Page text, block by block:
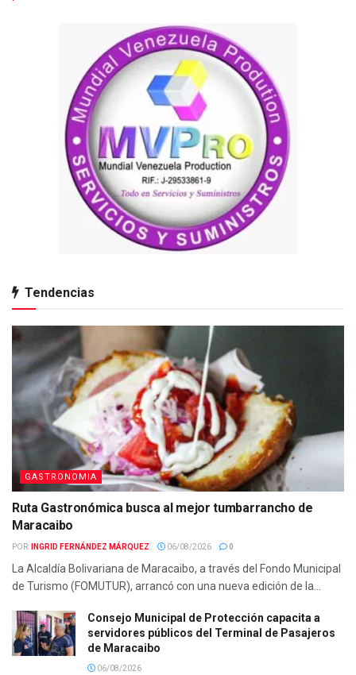
Tendencias
GASTRONOMIA
Ruta Gastronómica busca al mejor tumbarrancho de
Maracaibo
POR: INGRID FERNÁNDEZ MÁRQUEZ 06/08/2026 0
La Alcaldía Bolivariana de Maracaibo, a través del Fondo Municipal
de Turismo (FOMUTUR), arrancó con una nueva edición de la...
Consejo Municipal de Protección capacita a
servidores públicos del Terminal de Pasajeros
de Maracaibo
06/08/2026